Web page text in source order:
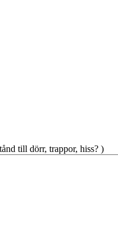
till dörr, trappor, hiss? )